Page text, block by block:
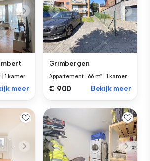
1 kamer
meer
Grimbergen
Appartement 66 m² 1 kamer
€ 900 Bekijk meer